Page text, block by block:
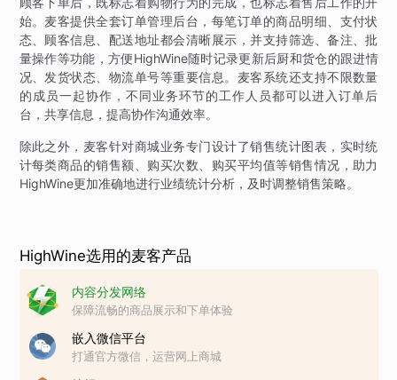
始。麦客提供全套订单管理后台，每笔订单的商品明细、支付状
态、顾客信息、配送地址都会清晰展示，并支持筛选、备注、批
量操作等功能，方便HighWine随时记录更新后厨和货仓的跟进情
况、发货状态、物流单号等重要信息。麦客系统还支持不限数量
的成员一起协作，不同业务环节的工作人员都可以进入订单后
台，共享信息，提高协作沟通效率。
除此之外，麦客针对商城业务专门设计了销售统计图表，实时统
计每类商品的销售额、购买次数、购买平均值等销售情况，助力
HighWine更加准确地进行业绩统计分析，及时调整销售策略。
HighWine选用的麦客产品
内容分发网络
保障流畅的商品展示和下单体验
嵌入微信平台
打通官方微信，运营网上商城